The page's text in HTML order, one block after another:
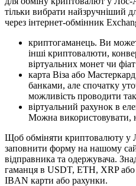
тільки вибрати найзручніший
через інтернет-обмінник
криптогаманець. Ви
інші криптовалюти,
віртуальних монет чи
карта Віза або
банками, але спочатку
можливість проводити
віртуальний рахунок в
Можна використовувати,
Щоб обміняти криптовалюту у
заповнити форму на нашому
відправника та одержувача.
гаманця в USDT, ETH, XRP
IBAN карти або рахунки.